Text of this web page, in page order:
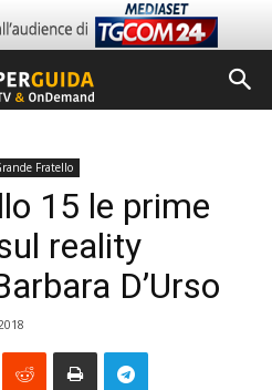
Fratello
15 le prime
reality
D’Urso